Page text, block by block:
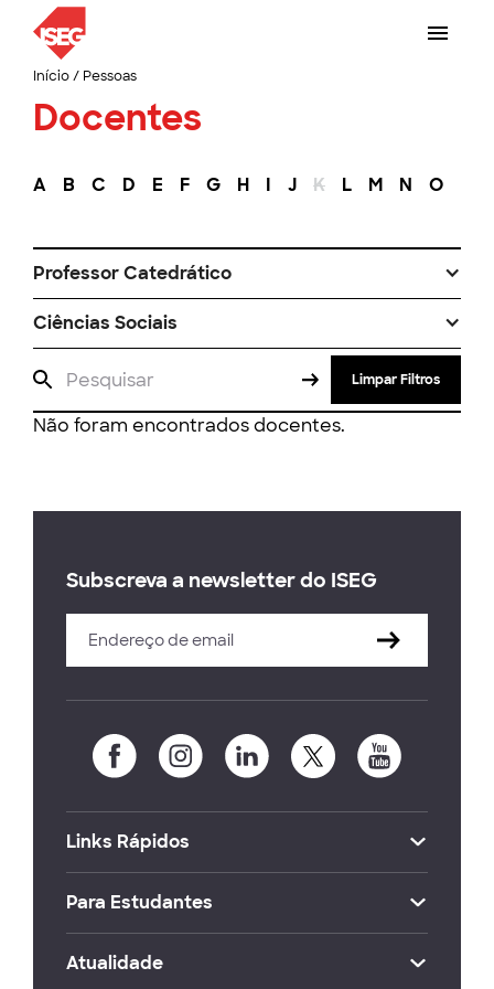
Início/ Pessoas
Docentes
A B C D E F G H I J K L M N O
Professor Catedrático
Ciências Sociais
Limpar Filtros
Não foram encontrados docentes.
Subscreva a newsletter do ISEG
Links Rápidos
Para Estudantes
Atualidade